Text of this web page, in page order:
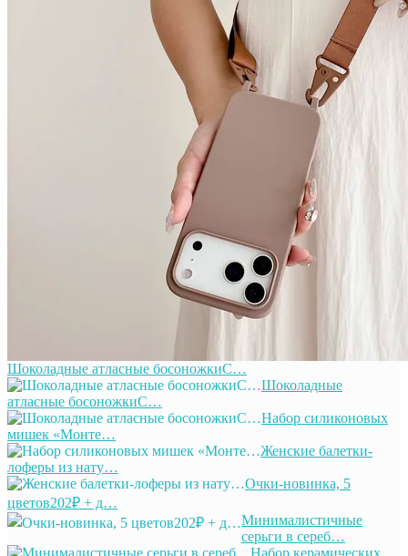
Шоколадные атласные босоножкиС…
Шоколадные
атласные босоножкиС…
Набор силиконовых
мишек «Монте…
Женские балетки-
лоферы из нату…
Очки-новинка, 5
цветов202₽ + д…
Минималистичные
серьги в сереб…